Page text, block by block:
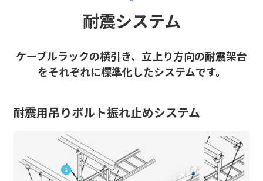
耐震システム
ケーブルラックの横引き、立上り方向の耐震架台
をそれぞれに標準化したシステムです。
耐震用吊りボルト振れ止めシステム